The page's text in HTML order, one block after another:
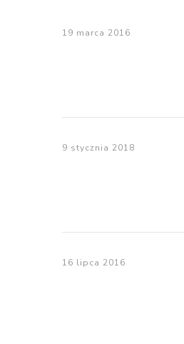
19 marca 2016
9 stycznia 2018
16 lipca 2016